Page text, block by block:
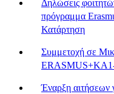
Δηλώσεις
πρόγραμμα
Κατάρτηση
Συμμετοχή σε
Έναρξη αιτήσεων